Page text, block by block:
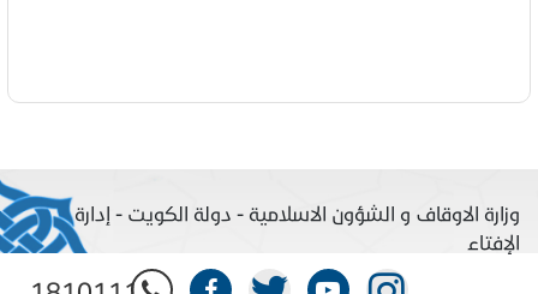
وزارة الاوقاف و الشؤون الاسلامية - دولة الكويت - إدارة
الإفتاء